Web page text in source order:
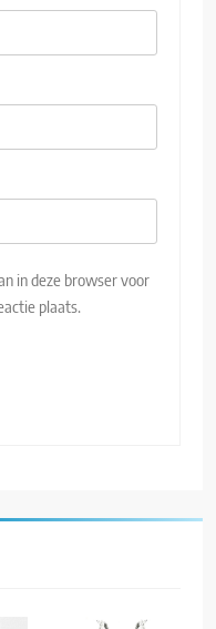
in deze browser voor
plaats.